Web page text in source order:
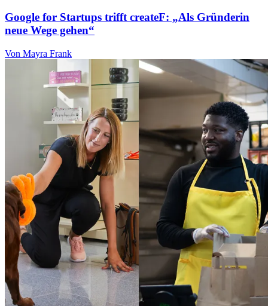
Google for Startups trifft createF: „Als Gründerin
neue Wege gehen“
Von Mayra Frank